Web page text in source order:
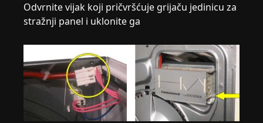
Odvrnite vijak koji pričvršćuje grijaču jedinicu za
stražnji panel i uklonite ga